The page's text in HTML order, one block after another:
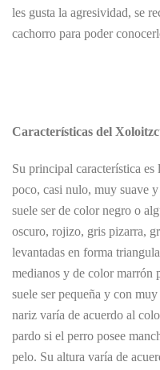
les gusta la agresividad, se
cachorro para poder
Características del
Su principal característica es
poco, casi nulo, muy suave
suele ser de color negro o
oscuro, rojizo, gris pizarra,
levantadas en forma
medianos y de color marrón
suele ser pequeña y con
nariz varía de acuerdo al
pardo si el perro posee
pelo. Su altura varía de